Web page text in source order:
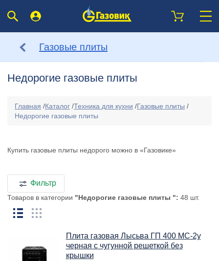
Газовые плиты
Недорогие газовые плиты
Главная /Каталог /Техника для кухни /Газовые плиты /
Недорогие газовые плиты
Купить газовые плиты недорого можно в «Газовике»
Фильтр
Товаров в категории "Недорогие газовые плиты ": 48 шт.
Плита газовая Лысьва ГП 400 МС-2у
черная с чугунной решеткой без
крышки